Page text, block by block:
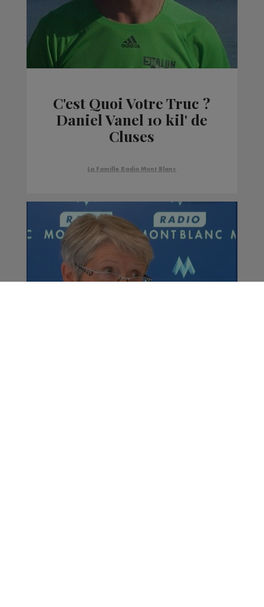
C'est Quoi Votre Truc ?
Daniel Vanel 10 kil' de
Cluses
La Famille Radio Mont Blanc